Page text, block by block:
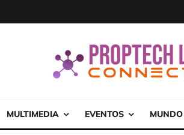
MULTIMEDIA EVENTOS